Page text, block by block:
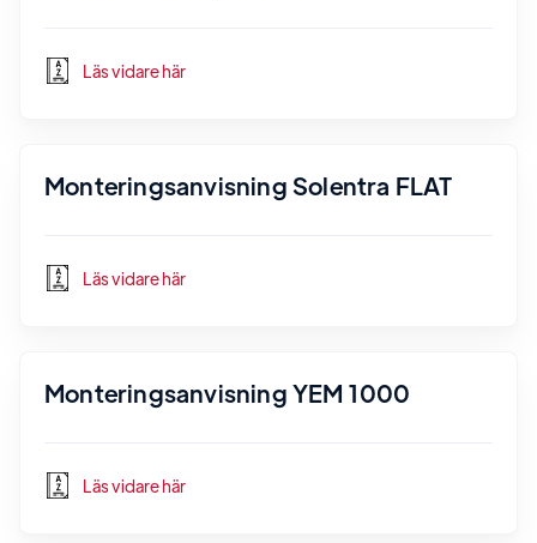
Läs vidare här
Monteringsanvisning Solentra FLAT
Läs vidare här
Monteringsanvisning YEM 1000
Läs vidare här